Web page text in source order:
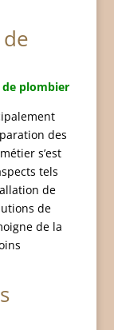
plombier
des
s’est
tels
de
de
de la